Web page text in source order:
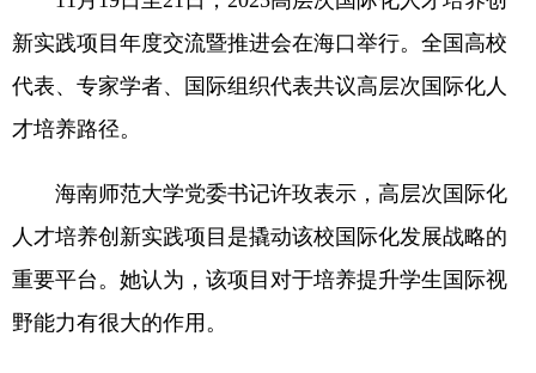
新实践项目年度交流暨推进会在海口举行。全国高校
代表、专家学者、国际组织代表共议高层次国际化人
才培养路径。
海南师范大学党委书记许玫表示，高层次国际化
人才培养创新实践项目是撬动该校国际化发展战略的
重要平台。她认为，该项目对于培养提升学生国际视
野能力有很大的作用。